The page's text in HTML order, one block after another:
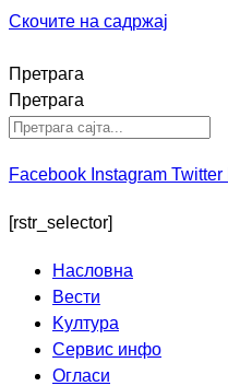
Скочите на садржај
Претрага
Претрага
Facebook Instagram Twitter
[rstr_selector]
Насловна
Вести
Kултура
Сервис инфо
Огласи